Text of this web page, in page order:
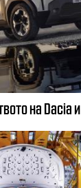
на Dacia